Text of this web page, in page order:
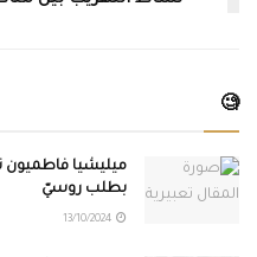
🧐
ميليشيا فاطميون
بطلب روسيّ